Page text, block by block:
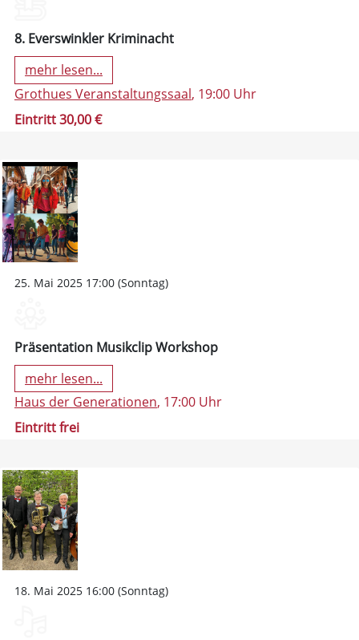
8. Everswinkler Kriminacht
mehr lesen...
Grothues Veranstaltungssaal, 19:00 Uhr
Eintritt 30,00 €
25. Mai 2025 17:00 (Sonntag)
Präsentation Musikclip Workshop
mehr lesen...
Haus der Generationen, 17:00 Uhr
Eintritt frei
18. Mai 2025 16:00 (Sonntag)